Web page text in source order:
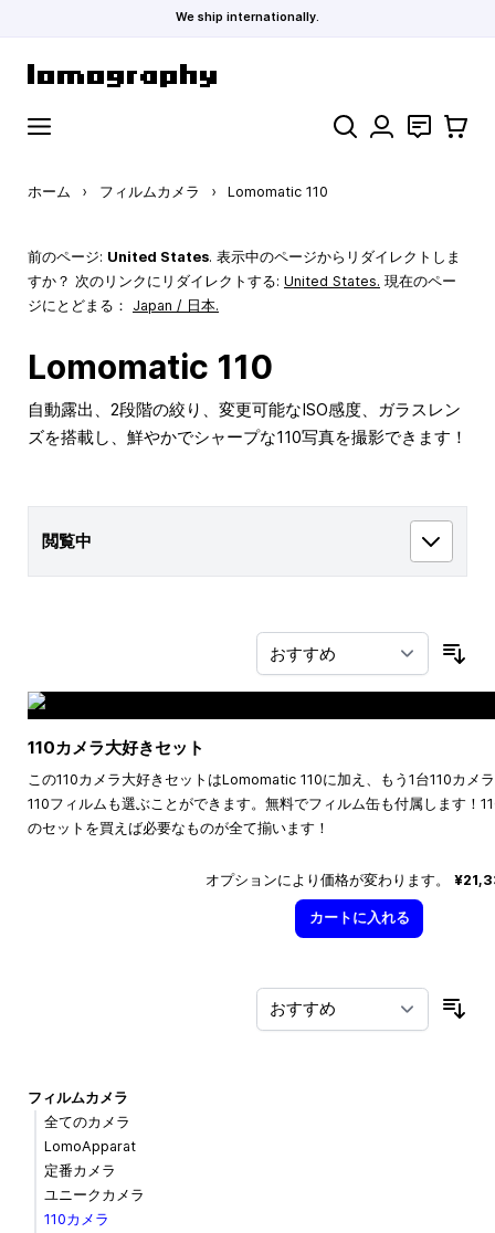
We ship internationally.
検索 お問い合わ
カート
ホーム › フィルムカメラ › Lomomatic 110
前のページ: United States. 表示中のページからリダイレクトしま
すか？ 次のリンクにリダイレクトする: United States. 現在のペー
ジにとどまる： Japan / 日本.
Lomomatic 110
自動露出、2段階の絞り、変更可能なISO感度、ガラスレン
ズを搭載し、鮮やかでシャープな110写真を撮影できます！
閲覧中
110カメラ大好きセット
この110カメラ大好きセットはLomomatic 110に加え、もう1台110カメ
110フィルムも選ぶことができます。無料でフィルム缶も付属します！
のセットを買えば必要なものが全て揃います！
オプションにより価格が変わります。
カートに入れる
フィルムカメラ
全てのカメラ
LomoApparat
定番カメラ
ユニークカメラ
110カメラ